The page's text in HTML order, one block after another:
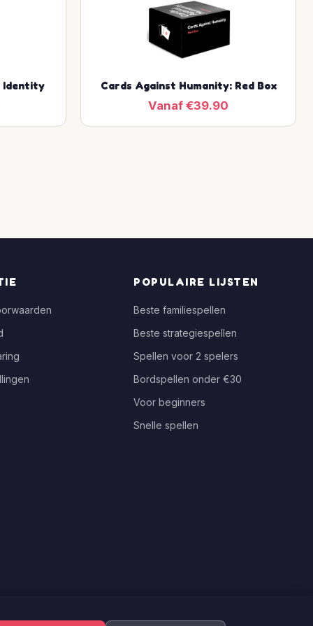
Identity Cards Against Humanity: Red Box
Vanaf €39.90
POPULAIRE LIJSTEN
Beste familiespellen
Beste strategiespellen
Spellen voor 2 spelers
Bordspellen onder €30
Voor beginners
Snelle spellen